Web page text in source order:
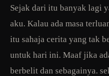
Sejak dari itu banyak lagi
aku. Kalau ada masa
itu sahaja cerita yang tak
untuk hari ini. Maaf jika
berbelit dan sebagainya.